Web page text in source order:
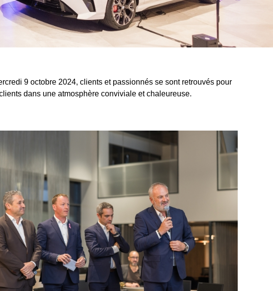
9 octobre 2024, clients et passionnés se sont retrouvés pour
dans une atmosphère conviviale et chaleureuse.